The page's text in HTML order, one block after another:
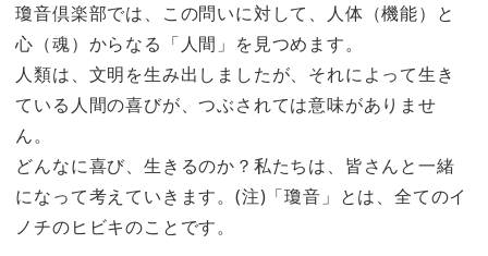
瓊音倶楽部では、この問いに対して、人体（機能）と
心（魂）からなる「人間」を見つめます。
人類は、文明を生み出しましたが、それによって生き
ている人間の喜びが、つぶされては意味がありませ
ん。
どんなに喜び、生きるのか？私たちは、皆さんと一緒
になって考えていきます。(注)「瓊音」とは、全てのイ
ノチのヒビキのことです。